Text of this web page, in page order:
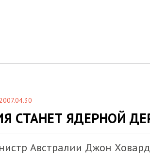
СТАНЕТ ЯДЕРНОЙ
Австралии Джон